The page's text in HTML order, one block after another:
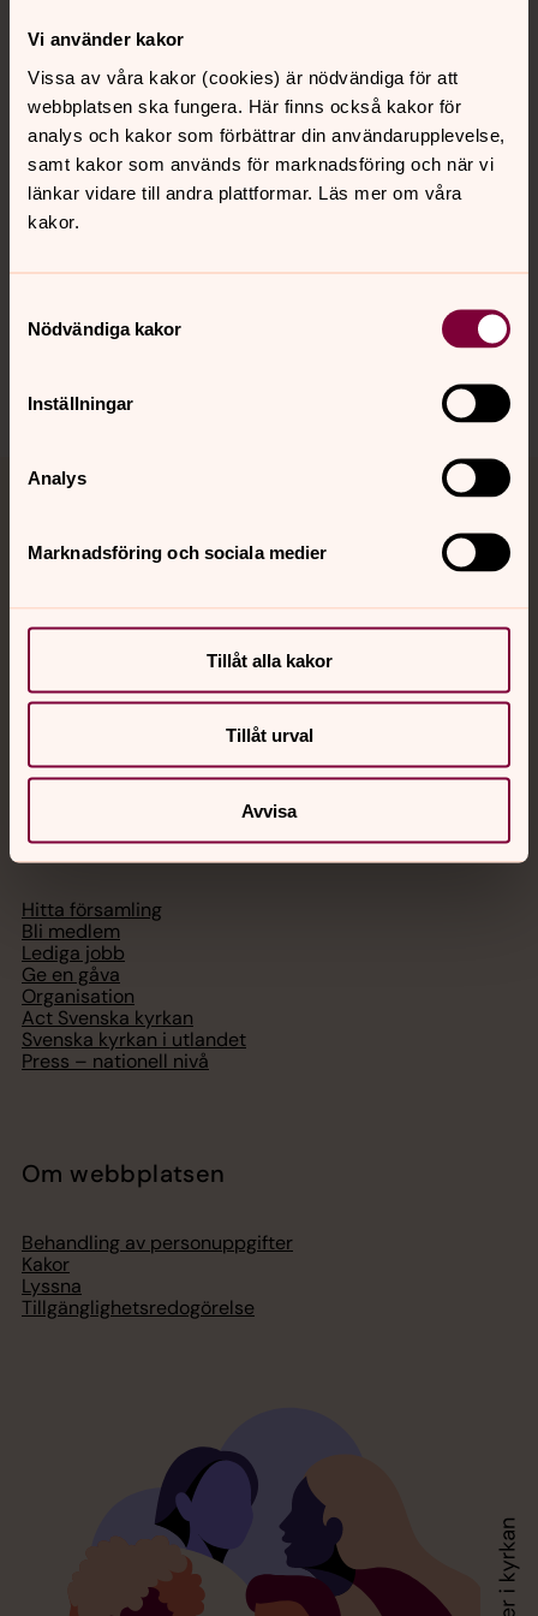
Vi använder kakor
Vissa av våra kakor (cookies) är nödvändiga för att
webbplatsen ska fungera. Här finns också kakor för
analys och kakor som förbättrar din användarupplevelse,
samt kakor som används för marknadsföring och när vi
länkar vidare till andra plattformar. Läs mer om våra
kakor.
Nödvändiga kakor
Inställningar
Analys
Marknadsföring och sociala medier
Tillåt alla kakor
Tillåt urval
Avvisa
Kontakt
Kalender
Hitta snabbt
Sociala kanaler
Akut samtals- och krisstöd. Prata eller chatta anonymt
Digitalt brev
Svenska kyrkan
Hitta församling
Bli medlem
Lediga jobb
Ge en gåva
Organisation
Act Svenska kyrkan
Svenska kyrkan i utlandet
Press – nationell nivå
Om webbplatsen
Behandling av personuppgifter
Kakor
Lyssna
Tillgänglighetsredogörelse